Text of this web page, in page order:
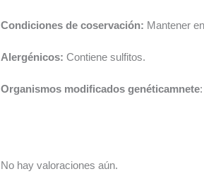
Condiciones de coservación: Mantener
Alergénicos: Contiene sulfitos.
Organismos modificados genéticamnete
No hay valoraciones aún.